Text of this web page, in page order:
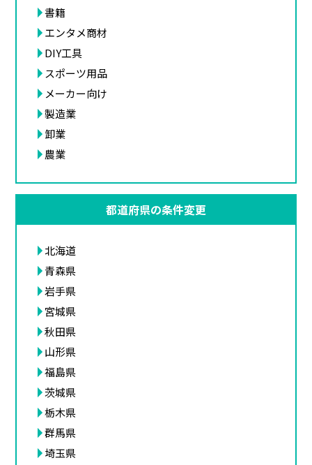
書籍
エンタメ商材
DIY工具
スポーツ用品
メーカー向け
製造業
卸業
農業
都道府県の条件変更
北海道
青森県
岩手県
宮城県
秋田県
山形県
福島県
茨城県
栃木県
群馬県
埼玉県